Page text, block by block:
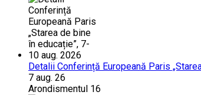
Detalii Conferință Europeană Paris
7 aug. 26
Arondismentul 16